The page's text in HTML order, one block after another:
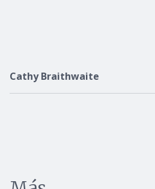
Cathy Braithwaite